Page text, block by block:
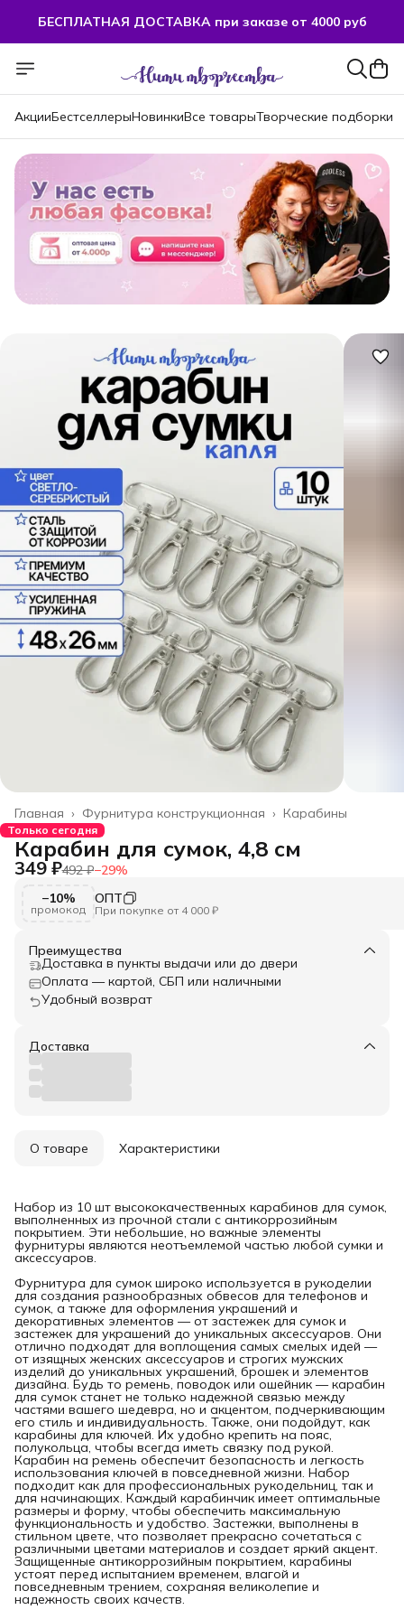
БЕСПЛАТНАЯ ДОСТАВКА при заказе от 4000 руб
БЕСПЛАТНАЯ ДОСТАВКА при заказе от 4000 руб
АкцииБестселлерыНовинкиВсе товарыТворческие подборки
Карабины
Фурнитура конструкционная ›
Главная ›
Только сегодня
Карабин для сумок, 4,8 см
349 ₽492 ₽−29%
−10%
промокод
ОПТ
При покупке от 4 000 ₽
Преимущества
Доставка в пункты выдачи или до двери
Оплата — картой, СБП или наличными
Удобный возврат
Доставка
О товаре Характеристики
Набор из 10 шт высококачественных карабинов для сумок,
выполненных из прочной стали с антикоррозийным
покрытием. Эти небольшие, но важные элементы
фурнитуры являются неотъемлемой частью любой сумки и
аксессуаров.
Фурнитура для сумок широко используется в рукоделии
для создания разнообразных обвесов для телефонов и
сумок, а также для оформления украшений и
декоративных элементов — от застежек для сумок и
застежек для украшений до уникальных аксессуаров. Они
отлично подходят для воплощения самых смелых идей —
от изящных женских аксессуаров и строгих мужских
изделий до уникальных украшений, брошек и элементов
дизайна. Будь то ремень, поводок или ошейник — карабин
для сумок станет не только надежной связью между
частями вашего шедевра, но и акцентом, подчеркивающим
его стиль и индивидуальность. Также, они подойдут, как
карабины для ключей. Их удобно крепить на пояс,
полукольца, чтобы всегда иметь связку под рукой.
Карабин на ремень обеспечит безопасность и легкость
использования ключей в повседневной жизни. Набор
подходит как для профессиональных рукодельниц, так и
для начинающих. Каждый карабинчик имеет оптимальные
размеры и форму, чтобы обеспечить максимальную
функциональность и удобство. Застежки, выполнены в
стильном цвете, что позволяет прекрасно сочетаться с
различными цветами материалов и создает яркий акцент.
Защищенные антикоррозийным покрытием, карабины
устоят перед испытанием временем, влагой и
повседневным трением, сохраняя великолепие и
надежность своих качеств.